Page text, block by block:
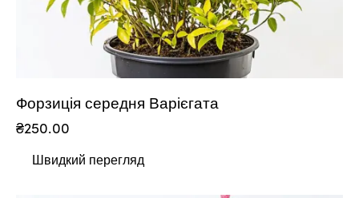
Форзиція середня Варієгата
₴250.00
Швидкий перегляд